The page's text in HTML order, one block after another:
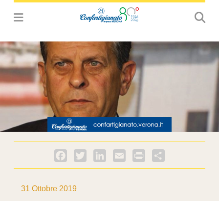
Facebook
Twitter LinkedInEmail PrintFriendly
31 Ottobre 2019